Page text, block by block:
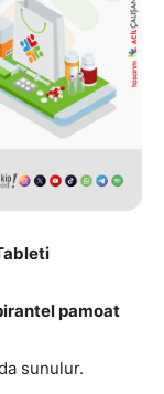
pamoat
sunulur.